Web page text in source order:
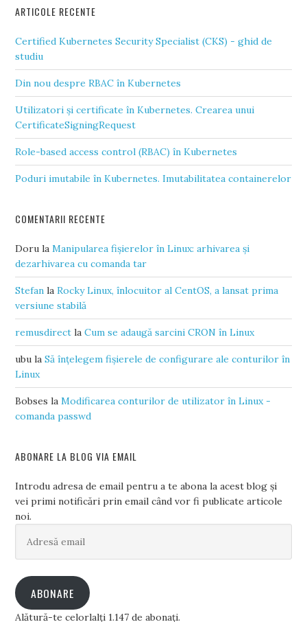
ARTICOLE RECENTE
Certified Kubernetes Security Specialist (CKS) - ghid de
studiu
Din nou despre RBAC în Kubernetes
Utilizatori și certificate în Kubernetes. Crearea unui
CertificateSigningRequest
Role-based access control (RBAC) în Kubernetes
Poduri imutabile în Kubernetes. Imutabilitatea containerelor
COMENTARII RECENTE
Doru laManipularea fișierelor în Linux: arhivarea și
dezarhivarea cu comanda tar
Stefan laRocky Linux, înlocuitor al CentOS, a lansat prima
versiune stabilă
remusdirect laCum se adaugă sarcini CRON în Linux
ubu laSă înțelegem fișierele de configurare ale conturilor în
Linux
Bobses laModificarea conturilor de utilizator în Linux -
comanda passwd
ABONARE LA BLOG VIA EMAIL
Introdu adresa de email pentru a te abona la acest blog și
vei primi notificări prin email când vor fi publicate articole
noi.
email
ABONARE
Alătură-te celorlalți 1.147 de abonați.